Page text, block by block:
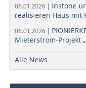
06.01.2026 | Instone
realisieren Haus mit
06.01.2026 |
Mieterstrom-Projekt
Alle News